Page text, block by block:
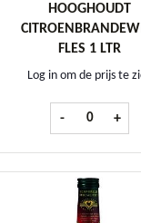
HOOGHOUDT
FLES 1 LTR
Log in om de prijs te
- Hooghoudt
+